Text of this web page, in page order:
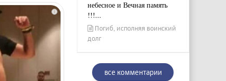
i
небесное и Вечная память
!!!...
Погиб, исполняя воинский
долг
все комментарии